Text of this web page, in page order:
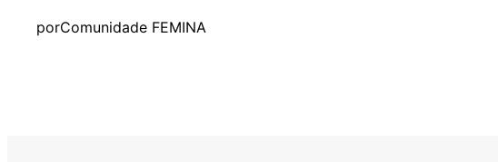
porComunidade FEMINA